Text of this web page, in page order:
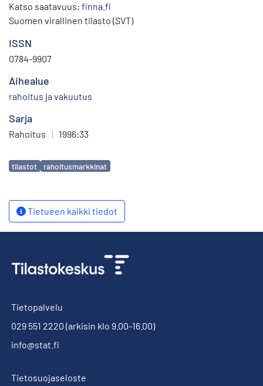
Katso saatavuus: finna.fi
Suomen virallinen tilasto (SVT)
ISSN
0784-9907
Aihealue
rahoitus ja vakuutus
Sarja
Rahoitus | 1996:33
Avainsanat
tilastot rahoitusmarkkinat
Tietueen kaikki tiedot
Tietopalvelu
029 551 2220 (arkisin klo 9.00-16.00)
info@stat.fi
Tietosuojaseloste